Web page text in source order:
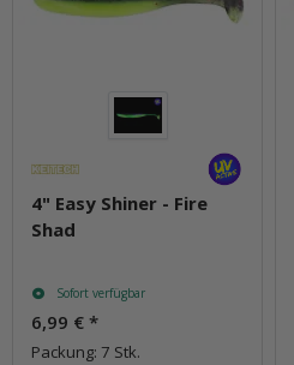
4" Easy Shiner - Fire
Shad
Sofort verfügbar
6,99 € *
Packung: 7 Stk.